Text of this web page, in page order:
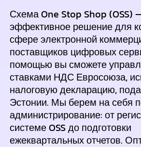
Схема One Stop Shop (OSS)
эффективное решение для
сфере электронной
поставщиков цифровых
помощью вы сможете
ставками НДС Евросоюза,
налоговую декларацию,
Эстонии. Мы берем на себя
администрирование: от
системе OSS до подготовки
ежеквартальных отчетов.